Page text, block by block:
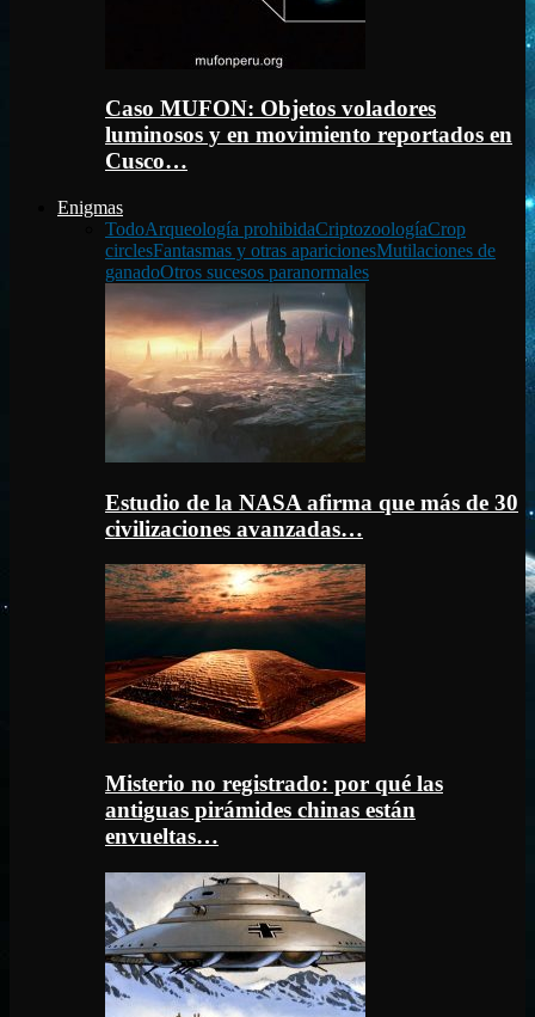
Caso MUFON: Objetos voladores
luminosos y en movimiento reportados en
Cusco…
Enigmas
TodoArqueología prohibidaCriptozoologíaCrop
circlesFantasmas y otras aparicionesMutilaciones de
ganadoOtros sucesos paranormales
Estudio de la NASA afirma que más de 30
civilizaciones avanzadas…
Misterio no registrado: por qué las
antiguas pirámides chinas están
envueltas…